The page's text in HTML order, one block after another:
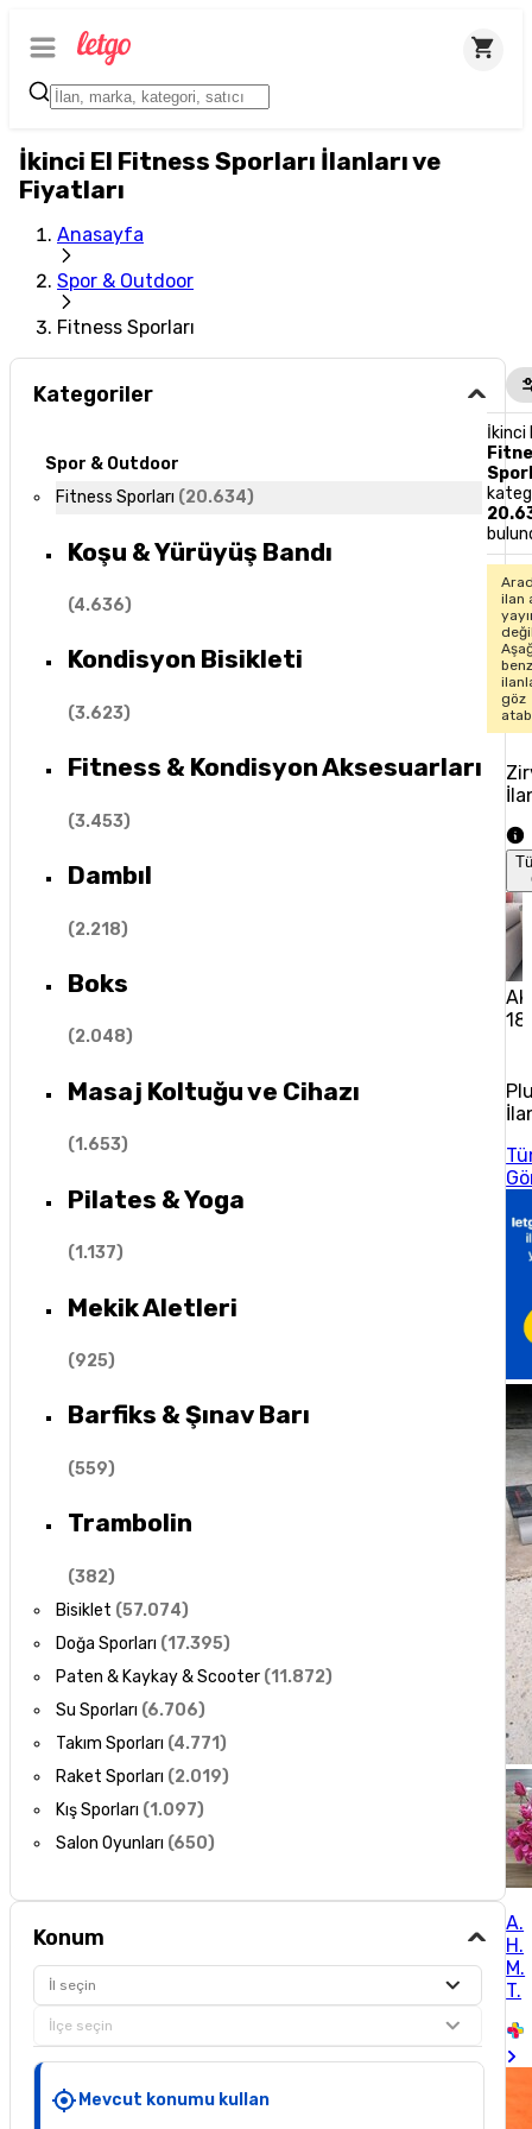
İkinci El Fitness Sporları İlanları ve
Fiyatları
Anasayfa
Spor & Outdoor
Fitness Sporları
Kategoriler
Spor & Outdoor
Fitness Sporları (20.634)
Koşu & Yürüyüş Bandı
(4.636)
Kondisyon Bisikleti
(3.623)
Fitness & Kondisyon Aksesuarları
(3.453)
Dambıl
(2.218)
Boks
(2.048)
Masaj Koltuğu ve Cihazı
(1.653)
Pilates & Yoga
(1.137)
Mekik Aletleri
(925)
Barfiks & Şınav Barı
(559)
Trambolin
(382)
Bisiklet (57.074)
Doğa Sporları (17.395)
Paten & Kaykay & Scooter (11.872)
Su Sporları (6.706)
Takım Sporları (4.771)
Raket Sporları (2.019)
Kış Sporları (1.097)
Salon Oyunları (650)
Konum
İl seçin
İlçe seçin
Mevcut konumu kullan
İkinci
ilan
göz
A.
H.
M.
T.